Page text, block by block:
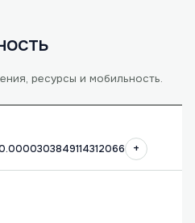
ресурсы и мобильность.
+